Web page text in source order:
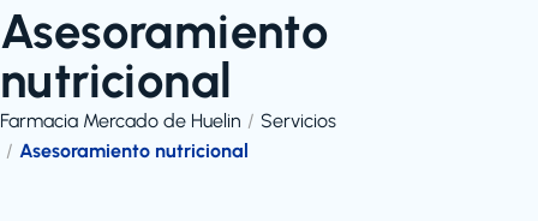
Asesoramiento
nutricional
Farmacia Mercado de Huelin
Servicios
Asesoramiento nutricional